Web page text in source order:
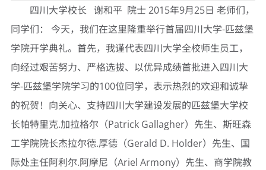
四川大学校长 谢和平 院士 2015年9月25日 老师们，
同学们： 今天，我们在这里隆重举行首届四川大学-匹兹堡
学院开学典礼。首先，我谨代表四川大学全校师生员工，
向经过艰苦努力、严格选拔、以优异成绩首批进入四川大
学-匹兹堡学院学习的100位同学，表示热烈的欢迎和诚挚
的祝贺！向关心、支持四川大学建设发展的匹兹堡大学校
长帕特里克.加拉格尔（Patrick Gallagher）先生、斯旺森
工学院院长杰拉尔德.厚德（Gerald D. Holder）先生、国
际处主任阿利尔.阿摩尼（Ariel Armony）先生、商学院教